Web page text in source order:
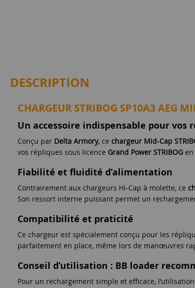
DESCRIPTION
CHARGEUR STRIBOG SP10A3 AEG
Un accessoire indispensable pour vos
Conçu par Delta Armory, ce chargeur Mid-Cap
vos répliques sous licence Grand Power STRIBOG
Fiabilité et fluidité d’alimentation
Contrairement aux chargeurs Hi-Cap à molette, ce
Son ressort interne puissant permet un
Compatibilité et praticité
Ce chargeur est spécialement conçu pour les
parfaitement en place, même lors de manœuvres
Conseil d’utilisation : BB loader
Pour un rechargement simple et efficace, l’utilisation